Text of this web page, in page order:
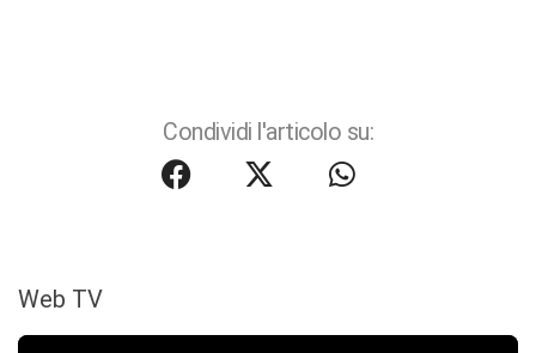
Condividi l'articolo su:
Web TV